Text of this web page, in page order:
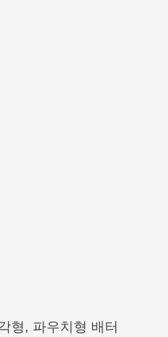
형, 파우치형 배터